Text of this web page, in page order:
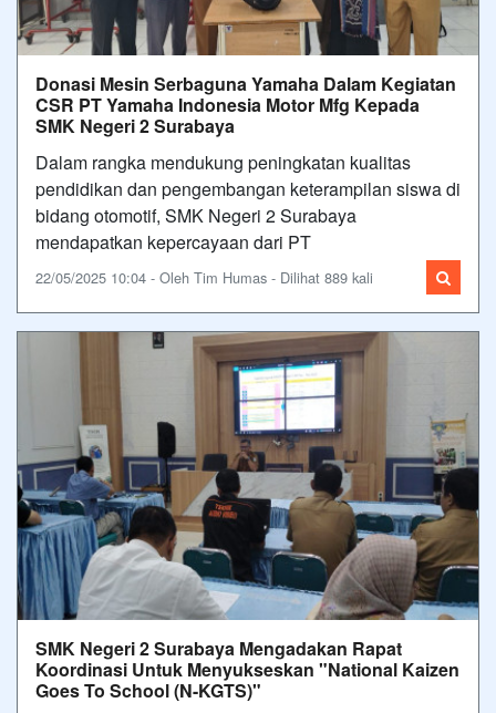
Donasi Mesin Serbaguna Yamaha Dalam Kegiatan
CSR PT Yamaha Indonesia Motor Mfg Kepada
SMK Negeri 2 Surabaya
Dalam rangka mendukung peningkatan kualitas
pendidikan dan pengembangan keterampilan siswa di
bidang otomotif, SMK Negeri 2 Surabaya
mendapatkan kepercayaan dari PT
22/05/2025 10:04 - Oleh Tim Humas - Dilihat 889 kali
SMK Negeri 2 Surabaya Mengadakan Rapat
Koordinasi Untuk Menyukseskan "National Kaizen
Goes To School (N-KGTS)"